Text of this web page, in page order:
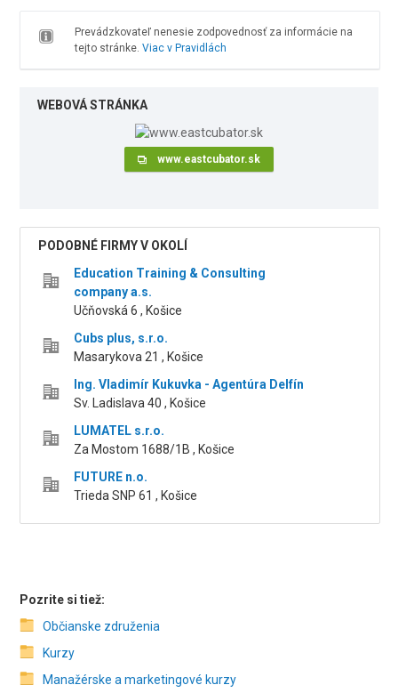
Prevádzkovateľ nenesie zodpovednosť za informácie na
tejto stránke. Viac v Pravidlách
WEBOVÁ STRÁNKA
www.eastcubator.sk
PODOBNÉ FIRMY V OKOLÍ
Education Training & Consulting
company a.s.
Učňovská 6 , Košice
Cubs plus, s.r.o.
Masarykova 21 , Košice
Ing. Vladimír Kukuvka - Agentúra Delfín
Sv. Ladislava 40 , Košice
LUMATEL s.r.o.
Za Mostom 1688/1B , Košice
FUTURE n.o.
Trieda SNP 61 , Košice
Pozrite si tiež:
Občianske združenia
Kurzy
Manažérske a marketingové kurzy